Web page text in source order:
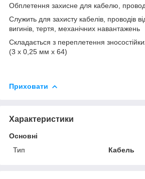
Обплетення захисне для кабелю,
Служить для захисту кабелів, проводів
вигинів, тертя, механічних навантажень
Складається з переплетення
(3 х 0,25 мм х 64)
Приховати
Характеристики
Основні
Тип
Кабель